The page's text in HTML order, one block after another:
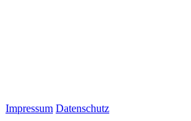
Impressum Datenschutz